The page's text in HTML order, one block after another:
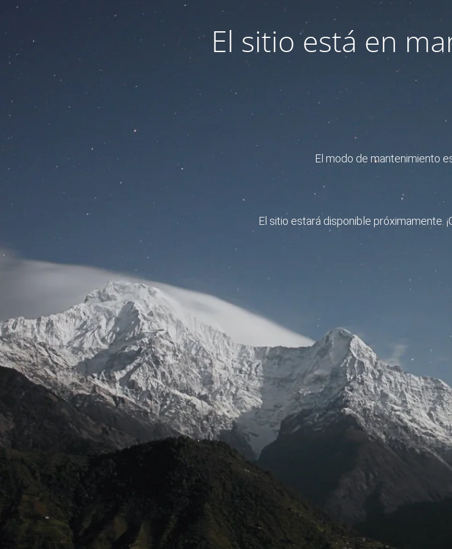
El sitio está en
El modo de mantenimiento
El sitio estará disponible próximamente.